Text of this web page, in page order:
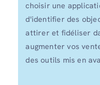
choisir une
d'identifier des
attirer et fidéliser
augmenter vos
des outils mis en